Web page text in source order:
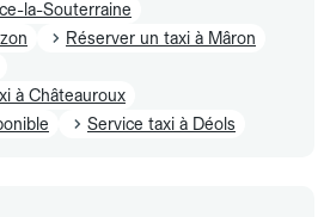
la-Souterraine
Réserver un taxi à Mâron
à Châteauroux
Service taxi à Déols